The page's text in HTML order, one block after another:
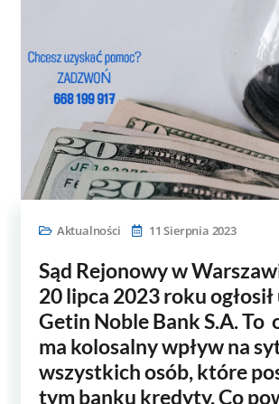
Aktualności 11 Sierpnia 2023
Sąd Rejonowy w
20 lipca 2023 roku ogłosił
Getin Noble Bank S.A. To
ma kolosalny wpływ na
wszystkich osób, które
tym banku kredyty. Co